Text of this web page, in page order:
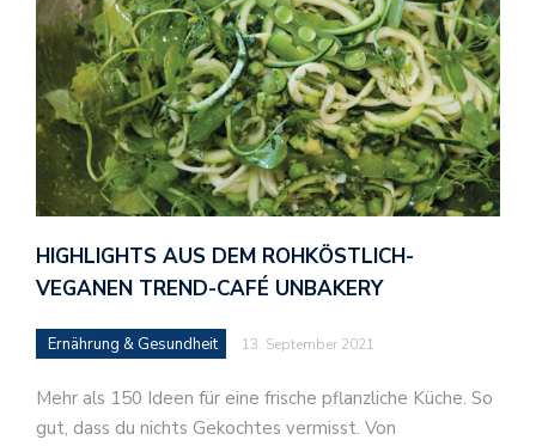
HIGHLIGHTS AUS DEM ROHKÖSTLICH-
VEGANEN TREND-CAFÉ UNBAKERY
Ernährung & Gesundheit 13. September 2021
Mehr als 150 Ideen für eine frische pflanzliche Küche. So
gut, dass du nichts Gekochtes vermisst. Von